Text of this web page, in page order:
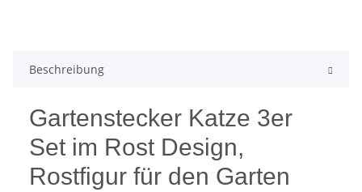
Beschreibung
Gartenstecker Katze 3er
Set im Rost Design,
Rostfigur für den Garten